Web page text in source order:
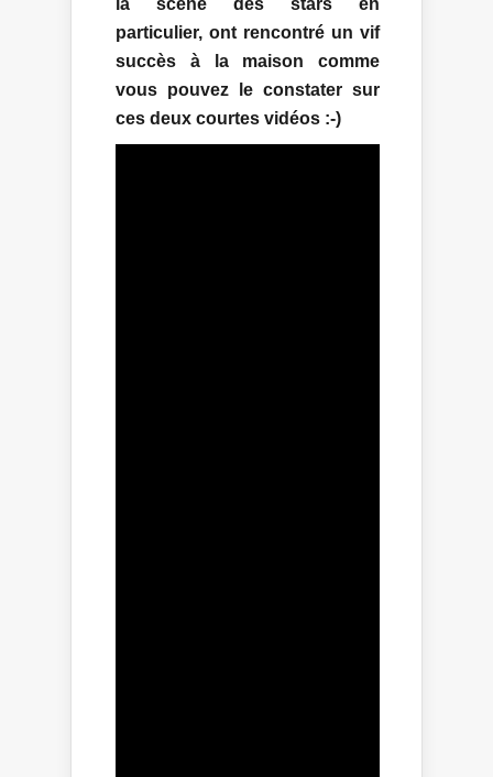
particulier, ont rencontré un vif
succès à la maison comme
vous pouvez le constater sur
ces deux courtes vidéos :-)